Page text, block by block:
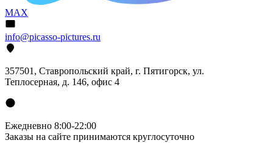
MAX
info@picasso-pictures.ru
357501, Ставропольский край, г. Пятигорск, ул.
Теплосерная, д. 146, офис 4
Ежедневно 8:00-22:00
Заказы на сайте принимаются круглосуточно